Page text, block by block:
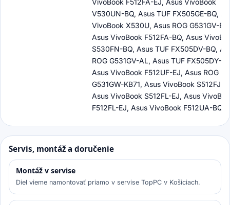
VivoBook F512FA-EJ, Asus VivoBook
V530UN-BQ, Asus TUF FX505GE-BQ,
VivoBook X530U, Asus ROG G531GV-ES,
Asus VivoBook F512FA-BQ, Asus
S530FN-BQ, Asus TUF FX505DV-BQ,
ROG G531GV-AL, Asus TUF FX505DY-
Asus VivoBook F512UF-EJ, Asus ROG
G531GW-KB71, Asus VivoBook S512FJ-
Asus VivoBook S512FL-EJ, Asus
F512FL-EJ, Asus VivoBook F512UA-BQ
Servis, montáž a doručenie
Montáž v servise
Diel vieme namontovať priamo v servise TopPC v Košiciach.